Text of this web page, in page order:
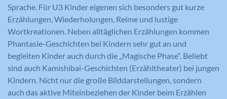
Sprache. Für U3 Kinder eigenen sich besonders gut kurze
Erzählungen, Wiederholungen, Reime und lustige
Wortkreationen. Neben alltäglichen Erzählungen kommen
Phantasie-Geschichten bei Kindern sehr gut an und
begleiten Kinder auch durch die „Magische Phase“. Beliebt
sind auch Kamishibai-Geschichten (Erzähltheater) bei jungen
Kindern. Nicht nur die große Bilddarstellungen, sondern
auch das aktive Miteinbeziehen der Kinder beim Erzählen